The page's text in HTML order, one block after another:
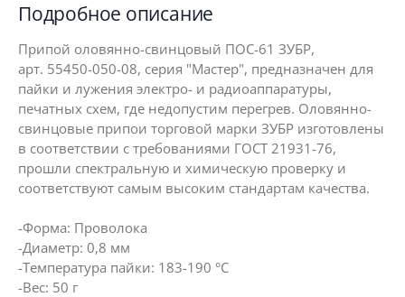
Подробное описание
Припой оловянно-свинцовый ПОС-61 ЗУБР,
арт. 55450-050-08, серия "Мастер", предназначен для
пайки и лужения электро- и радиоаппаратуры,
печатных схем, где недопустим перегрев. Оловянно-
свинцовые припои торговой марки ЗУБР изготовлены
в соответствии с требованиями ГОСТ 21931-76,
прошли спектральную и химическую проверку и
соответствуют самым высоким стандартам качества.
-Форма: Проволока
-Диаметр: 0,8 мм
-Температура пайки: 183-190 °C
-Вес: 50 г